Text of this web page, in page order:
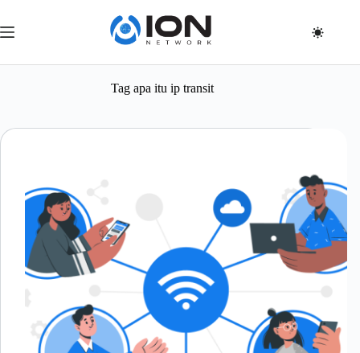
content
Tagapa itu ip transit